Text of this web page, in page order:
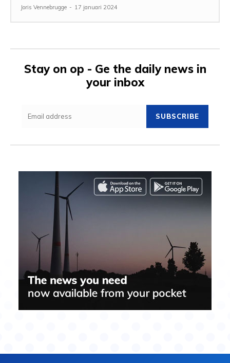
Joris Vennebrugge - 17 januari 2024
Stay on op - Ge the daily news in
your inbox
SUBSCRIBE